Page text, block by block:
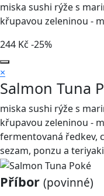
miska sushi rýže s
křupavou zeleninou -
244 Kč -25%
×
Salmon Tuna
miska sushi rýže s
křupavou zeleninou -
fermentovaná ředkev,
sezam, ponzu a
Příbor (povinné)